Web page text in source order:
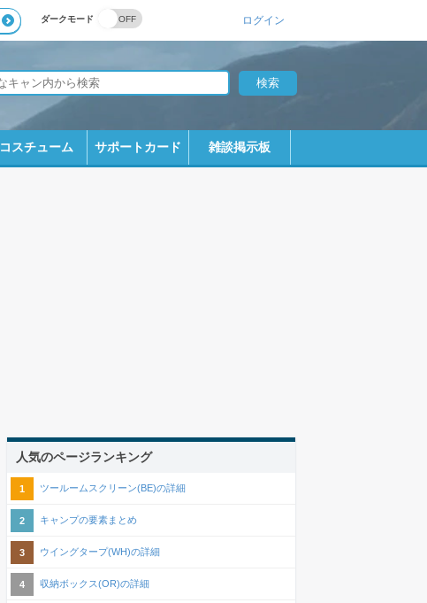
ダークモード ログイン
コスチューム サポートカード 雑談掲示板
人気のページランキング
ツールームスクリーン(BE)の詳細
キャンプの要素まとめ
ウイングタープ(WH)の詳細
収納ボックス(OR)の詳細